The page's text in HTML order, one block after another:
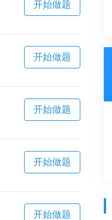
开始做题
开始做题
开始做题
开始做题
开始做题